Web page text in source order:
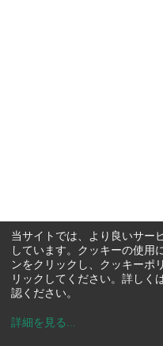
当サイトでは、より良いサー
しています。クッキーの使用
ンをクリックし、クッキーポ
リックしてください。詳しく
認ください。
詳細を見る ...